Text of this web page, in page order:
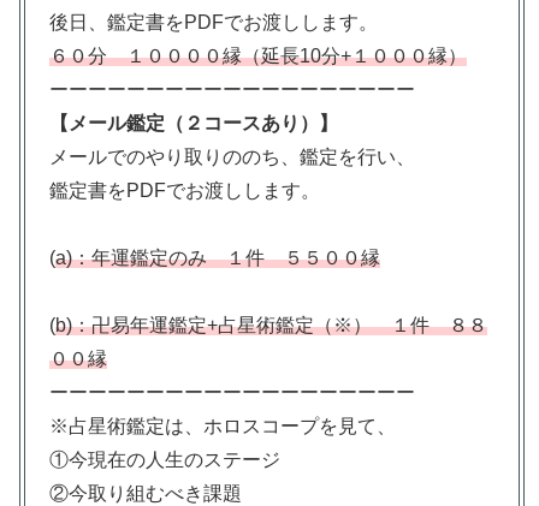
後日、鑑定書をPDFでお渡しします。
６０分 １００００縁（延長10分+１０００縁）
ーーーーーーーーーーーーーーーーーーー
【メール鑑定（２コースあり）】
メールでのやり取りののち、鑑定を行い、
鑑定書をPDFでお渡しします。
(a)：年運鑑定のみ １件 ５５００縁
(b)：卍易年運鑑定+占星術鑑定（※） １件 ８８
００縁
ーーーーーーーーーーーーーーーーーーー
※占星術鑑定は、ホロスコープを見て、
①今現在の人生のステージ
②今取り組むべき課題